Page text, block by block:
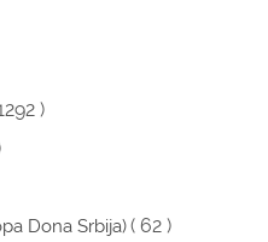
)
Dona Srbija)( 62 )